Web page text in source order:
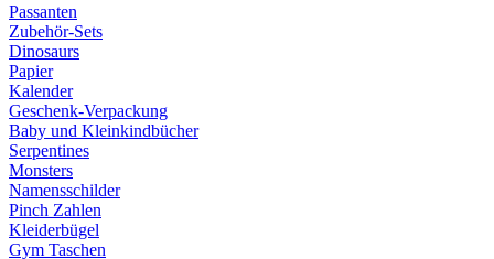
Passanten
Zubehör-Sets
Dinosaurs
Papier
Kalender
Geschenk-Verpackung
Baby und Kleinkindbücher
Serpentines
Monsters
Namensschilder
Pinch Zahlen
Kleiderbügel
Gym Taschen